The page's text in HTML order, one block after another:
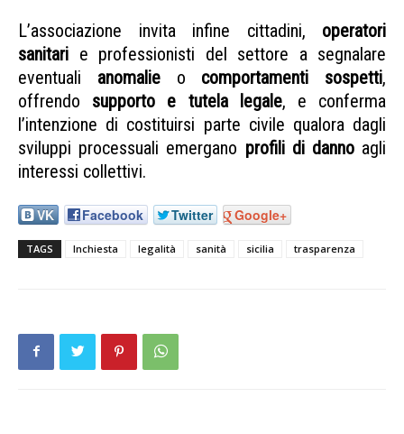
L’associazione invita infine cittadini, operatori
sanitari e professionisti del settore a segnalare
eventuali anomalieo comportamenti sospetti,
offrendo supporto e tutela legale, e conferma
l’intenzione di costituirsi parte civile qualora dagli
sviluppi processuali emergano profili di dannoagli
interessi collettivi.
VK Facebook Twitter Google+
TAGS Inchiesta legalità sanità sicilia trasparenza